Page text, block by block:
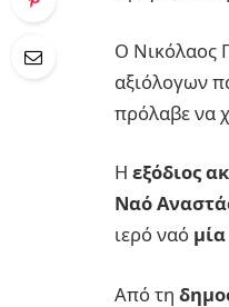
Ο Νικόλαος
αξιόλογων
πρόλαβε να
Η εξόδιος
Ναό
ιερό ναό
Από τη